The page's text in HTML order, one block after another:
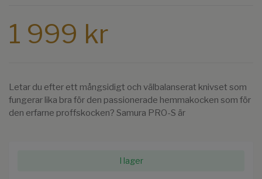
1 999 kr
Letar du efter ett mångsidigt och välbalanserat knivset som
fungerar lika bra för den passionerade hemmakocken som för
den erfarne proffskocken? Samura PRO-S är
I lager